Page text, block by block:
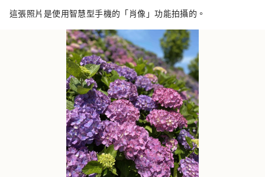
這張照片是使用智慧型手機的「肖像」功能拍攝的。